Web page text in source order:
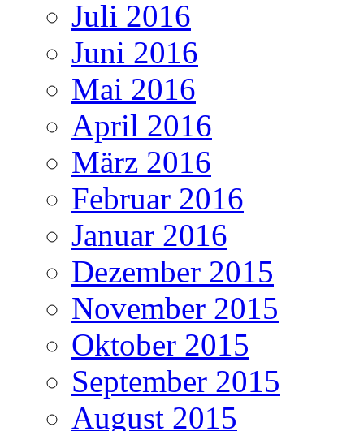
Juli 2016
Juni 2016
Mai 2016
April 2016
März 2016
Februar 2016
Januar 2016
Dezember 2015
November 2015
Oktober 2015
September 2015
August 2015